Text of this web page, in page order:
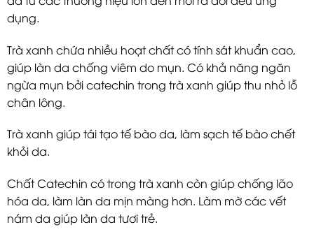
dụng.
Trà xanh chứa nhiều hoạt chất có tính sát khuẩn cao,
giúp làn da chống viêm do mụn. Có khả năng ngăn
ngừa mụn bởi catechin trong trà xanh giúp thu nhỏ lỗ
chân lông.
Trà xanh giúp tái tạo tế bào da, làm sạch tế bào chết
khỏi da.
Chất Catechin có trong trà xanh còn giúp chống lão
hóa da, làm làn da mịn màng hơn. Làm mờ các vết
nám da giúp làn da tươi trẻ.